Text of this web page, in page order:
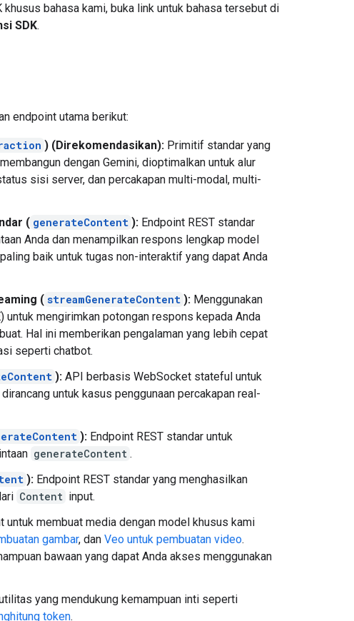
bahasa kami, buka link untuk bahasa tersebut di
SDK.
endpoint utama berikut:
) (Direkomendasikan): Primitif standar yang
dengan Gemini, dioptimalkan untuk alur
sisi server, dan percakapan multi-modal, multi-
( generateContent ): Endpoint REST standar
Anda dan menampilkan respons lengkap model
baik untuk tugas non-interaktif yang dapat Anda
( streamGenerateContent ): Menggunakan
untuk mengirimkan potongan respons kepada Anda
Hal ini memberikan pengalaman yang lebih cepat
seperti chatbot.
): API berbasis WebSocket stateful untuk
untuk kasus penggunaan percakapan real-
): Endpoint REST standar untuk
generateContent .
): Endpoint REST standar yang menghasilkan
Content input.
untuk membuat media dengan model khusus kami
gambar, dan Veo untuk pembuatan video.
bawaan yang dapat Anda akses menggunakan
yang mendukung kemampuan inti seperti
token.